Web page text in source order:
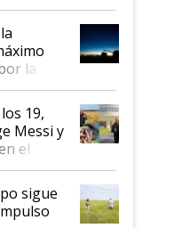
de cada
el
la
19,
Messi y
el
"darle
libertario
salió
sigue